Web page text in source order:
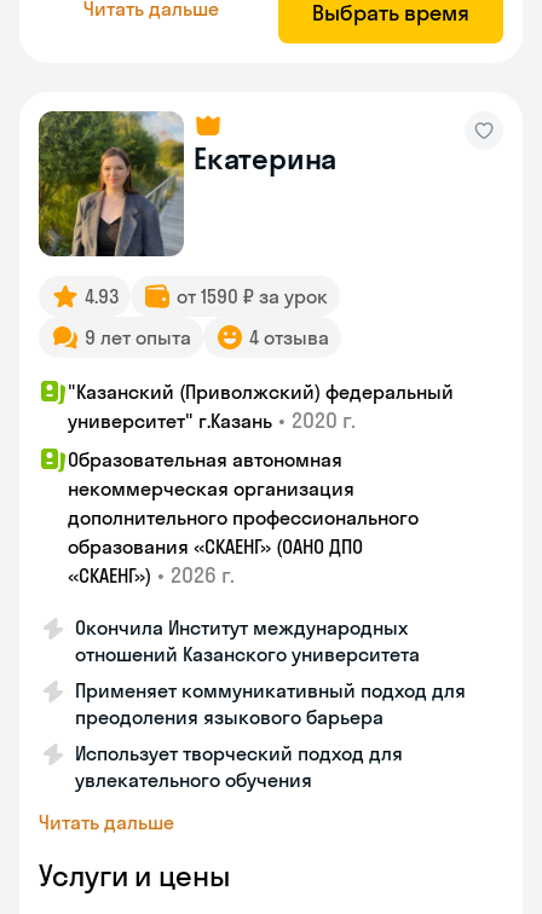
Читать дальше Выбрать время
Екатерина
4.93
от 1590 ₽ за урок
9 лет опыта
4 отзыва
"Казанский (Приволжский) федеральный
университет" г.Казань • 2020 г.
Образовательная автономная
некоммерческая организация
дополнительного профессионального
образования «СКАЕНГ» (ОАНО ДПО
«СКАЕНГ») • 2026 г.
Окончила Институт международных
отношений Казанского университета
Применяет коммуникативный подход для
преодоления языкового барьера
Использует творческий подход для
увлекательного обучения
Читать дальше
Услуги и цены